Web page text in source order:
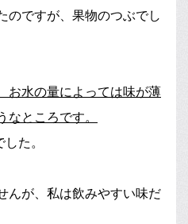
のですが、果物のつぶでし
お水の量によっては味が薄
なところです。
た。
んが、私は飲みやすい味だ